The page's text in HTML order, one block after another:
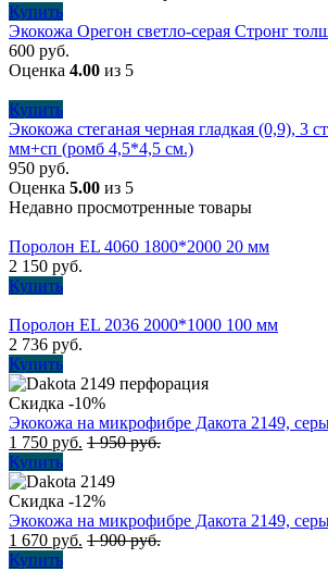
Купить
Экокожа Орегон светло-серая Стронг
600 руб.
Оценка 4.00 из 5
Купить
Экокожа стеганая черная гладкая (0,9), 3
мм+сп (ромб 4,5*4,5 см.)
950 руб.
Оценка 5.00 из 5
Недавно просмотренные товары
Поролон EL 4060 1800*2000 20 мм
2 150 руб.
Купить
Поролон EL 2036 2000*1000 100 мм
2 736 руб.
Купить
Скидка -10%
Экокожа на микрофибре Дакота 2149,
1 750 руб. 1 950руб.
Купить
Скидка -12%
Экокожа на микрофибре Дакота 2149,
1 670 руб. 1 900руб.
Купить